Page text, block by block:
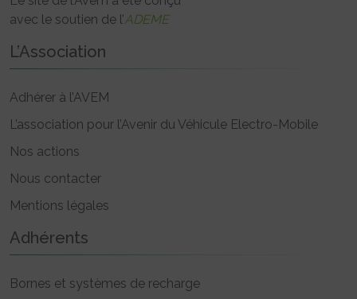
avec le soutien de l’ADEME
L’Association
Adhérer à l’AVEM
L’association pour l’Avenir du Véhicule Electro-Mobile
Nos actions
Nous contacter
Mentions légales
Adhérents
Bornes et systèmes de recharge